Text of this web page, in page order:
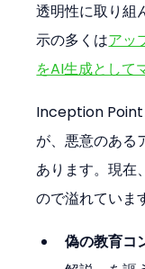
透明性に取り組
示の多くはアッ
をAI生成として
Inception Point
が、悪意のある
あります。現在
ので溢れていま
偽の教育コ